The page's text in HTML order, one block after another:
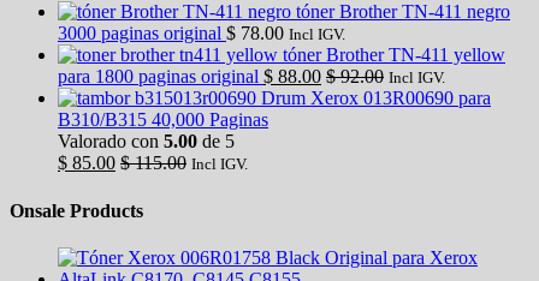
tóner Brother TN-411 negro
3000 paginas original $ 78.00 Incl IGV.
tóner Brother TN-411 yellow
para 1800 paginas original $ 88.00 $92.00 Incl IGV.
Drum Xerox 013R00690 para
B310/B315 40,000 Paginas
Valorado con 5.00 de 5
$ 85.00 $115.00 Incl IGV.
Onsale Products